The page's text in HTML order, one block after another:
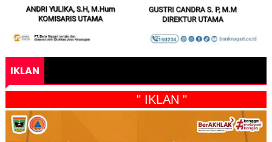
IKLAN
" IKLAN "